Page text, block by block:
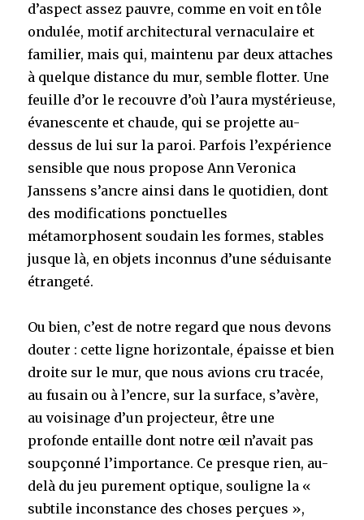
d’aspect assez pauvre, comme en voit en tôle
ondulée, motif architectural vernaculaire et
familier, mais qui, maintenu par deux attaches
à quelque distance du mur, semble flotter. Une
feuille d’or le recouvre d’où l’aura mystérieuse,
évanescente et chaude, qui se projette au-
dessus de lui sur la paroi. Parfois l’expérience
sensible que nous propose Ann Veronica
Janssens s’ancre ainsi dans le quotidien, dont
des modifications ponctuelles
métamorphosent soudain les formes, stables
jusque là, en objets inconnus d’une séduisante
étrangeté.
Ou bien, c’est de notre regard que nous devons
douter : cette ligne horizontale, épaisse et bien
droite sur le mur, que nous avions cru tracée,
au fusain ou à l’encre, sur la surface, s’avère,
au voisinage d’un projecteur, être une
profonde entaille dont notre œil n’avait pas
soupçonné l’importance. Ce presque rien, au-
delà du jeu purement optique, souligne la «
subtile inconstance des choses perçues »,